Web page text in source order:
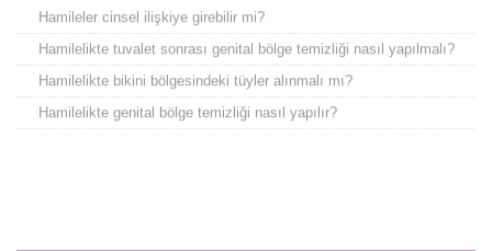
Hamileler cinsel ilişkiye girebilir mi?
Hamilelikte tuvalet sonrası genital bölge temizliği nasıl yapılmalı?
Hamilelikte bikini bölgesindeki tüyler alınmalı mı?
Hamilelikte genital bölge temizliği nasıl yapılır?